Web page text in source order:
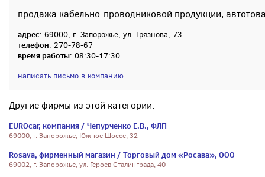
продажа кабельно-проводниковой продукции,
адрес: 69000, г. Запорожье, ул. Грязнова, 73
телефон: 270-78-67
время работы: 08:30-17:30
написать письмо в компанию
Другие фирмы из этой категории:
EUROcar, компания / Чепурченко Е.В., ФЛП
69000, г. Запорожье, Южное Шоссе, 32
Rosava, фирменный магазин / Торговый дом «Росава», ООО
69002, г. Запорожье, ул. Героев Сталинграда, 40